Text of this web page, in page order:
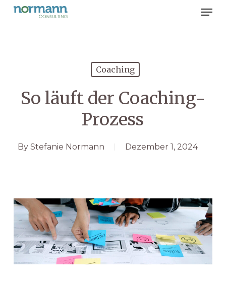
Skip
Coaching
So läuft der Coaching-
Prozess
By Stefanie Normann Dezember 1, 2024